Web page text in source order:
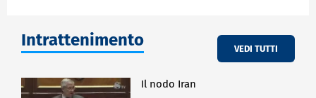
Intrattenimento VEDI TUTTI
Il nodo Iran